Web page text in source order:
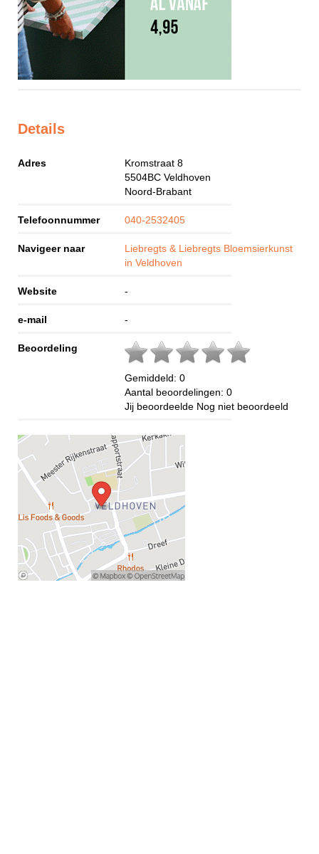
Details
Adres
Kromstraat 8
5504BC Veldhoven
Noord-Brabant
Telefoonnummer 040-2532405
Navigeer naar
Liebregts & Liebregts Bloemsierkunst
in Veldhoven
Website -
e-mail -
Beoordeling
Gemiddeld: 0
Aantal beoordelingen: 0
Jij beoordeelde Nog niet beoordeeld